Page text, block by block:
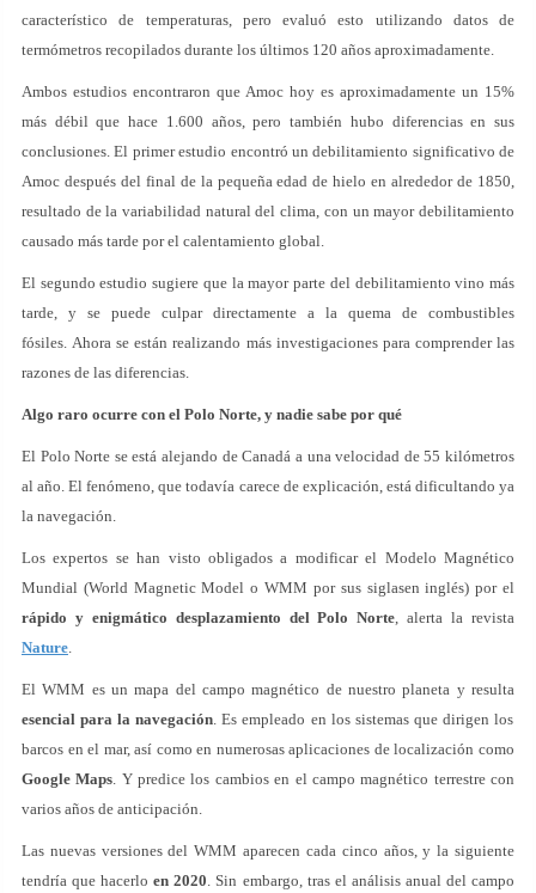
característico de temperaturas, pero evaluó esto utilizando datos de
termómetros recopilados durante los últimos 120 años aproximadamente.
Ambos estudios encontraron que Amoc hoy es aproximadamente un 15%
más débil que hace 1.600 años, pero también hubo diferencias en sus
conclusiones. El primer estudio encontró un debilitamiento significativo de
Amoc después del final de la pequeña edad de hielo en alrededor de 1850,
resultado de la variabilidad natural del clima, con un mayor debilitamiento
causado más tarde por el calentamiento global.
El segundo estudio sugiere que la mayor parte del debilitamiento vino más
tarde, y se puede culpar directamente a la quema de combustibles
fósiles. Ahora se están realizando más investigaciones para comprender las
razones de las diferencias.
Algo raro ocurre con el Polo Norte, y nadie sabe por qué
El Polo Norte se está alejando de Canadá a una velocidad de 55 kilómetros
al año. El fenómeno, que todavía carece de explicación, está dificultando ya
la navegación.
Los expertos se han visto obligados a modificar el Modelo Magnético
Mundial (World Magnetic Model o WMM por sus siglasen inglés) por el
rápido y enigmático desplazamiento del Polo Norte, alerta la revista
Nature.
El WMM es un mapa del campo magnético de nuestro planeta y resulta
esencial para la navegación. Es empleado en los sistemas que dirigen los
barcos en el mar, así como en numerosas aplicaciones de localización como
Google Maps. Y predice los cambios en el campo magnético terrestre con
varios años de anticipación.
Las nuevas versiones del WMM aparecen cada cinco años, y la siguiente
tendría que hacerloen 2020. Sin embargo, tras el análisis anual del campo